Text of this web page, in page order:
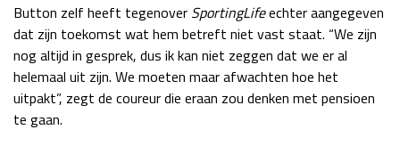
Race
zo 05:00 - 07:00
Kwalificatie
za 15:00 - 16:00
Race
zo 14:00 - 16:00
Button zelf heeft tegenover SportingLifeechter aangegeven
dat zijn toekomst wat hem betreft niet vast staat. “We zijn
nog altijd in gesprek, dus ik kan niet zeggen dat we er al
helemaal uit zijn. We moeten maar afwachten hoe het
uitpakt”, zegt de coureur die eraan zou denken met pensioen
te gaan.